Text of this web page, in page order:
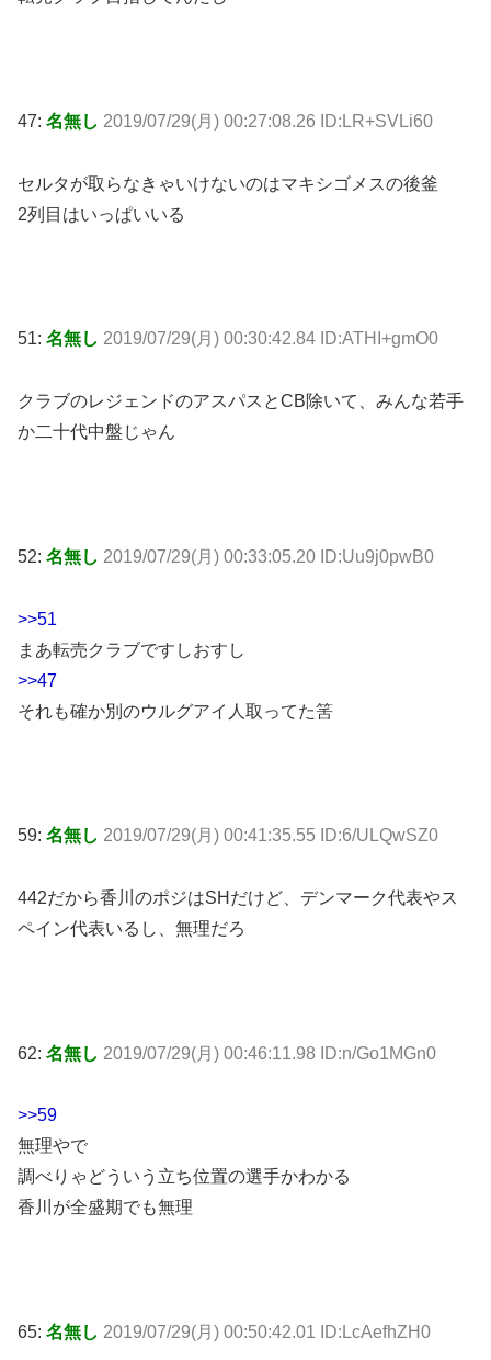
47: 名無し 2019/07/29(月) 00:27:08.26 ID:LR+SVLi60
セルタが取らなきゃいけないのはマキシゴメスの後釜
2列目はいっぱいいる
51: 名無し 2019/07/29(月) 00:30:42.84 ID:ATHI+gmO0
クラブのレジェンドのアスパスとCB除いて、みんな若手
か二十代中盤じゃん
52: 名無し 2019/07/29(月) 00:33:05.20 ID:Uu9j0pwB0
>>51
まあ転売クラブですしおすし
>>47
それも確か別のウルグアイ人取ってた筈
59: 名無し 2019/07/29(月) 00:41:35.55 ID:6/ULQwSZ0
442だから香川のポジはSHだけど、デンマーク代表やス
ペイン代表いるし、無理だろ
62: 名無し 2019/07/29(月) 00:46:11.98 ID:n/Go1MGn0
>>59
無理やで
調べりゃどういう立ち位置の選手かわかる
香川が全盛期でも無理
65: 名無し 2019/07/29(月) 00:50:42.01 ID:LcAefhZH0